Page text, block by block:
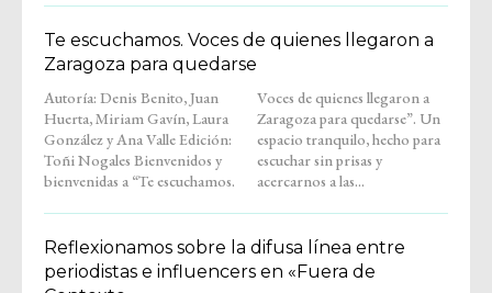
Te escuchamos. Voces de quienes llegaron a
Zaragoza para quedarse
Autoría: Denis Benito, Juan
Huerta, Miriam Gavín, Laura
González y Ana Valle Edición:
Toñi Nogales Bienvenidos y
bienvenidas a “Te escuchamos.
Voces de quienes llegaron a
Zaragoza para quedarse”. Un
espacio tranquilo, hecho para
escuchar sin prisas y
acercarnos a las...
Reflexionamos sobre la difusa línea entre
periodistas e influencers en «Fuera de